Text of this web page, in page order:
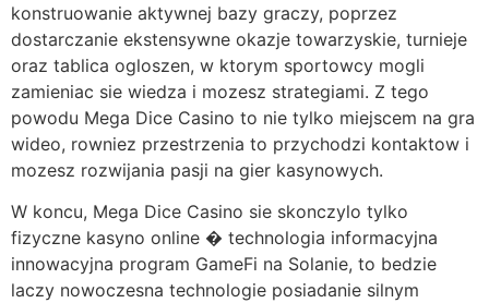
konstruowanie aktywnej bazy graczy, poprzez
dostarczanie ekstensywne okazje towarzyskie, turnieje
oraz tablica ogloszen, w ktorym sportowcy mogli
zamieniac sie wiedza i mozesz strategiami. Z tego
powodu Mega Dice Casino to nie tylko miejscem na gra
wideo, rowniez przestrzenia to przychodzi kontaktow i
mozesz rozwijania pasji na gier kasynowych.
W koncu, Mega Dice Casino sie skonczylo tylko
fizyczne kasyno online � technologia informacyjna
innowacyjna program GameFi na Solanie, to bedzie
laczy nowoczesna technologie posiadanie silnym